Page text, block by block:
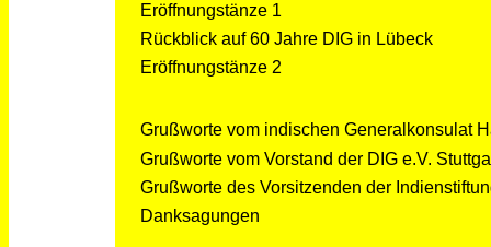
Eröffnungstänze 1
Rückblick auf 60 Jahre DIG in Lübeck
Eröffnungstänze 2
Grußworte vom indischen Generalkonsulat
Grußworte vom Vorstand der DIG e.V.
Grußworte des Vorsitzenden der
Danksagungen